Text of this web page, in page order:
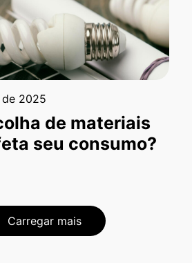
2025
de materiais
seu consumo?
Carregar mais